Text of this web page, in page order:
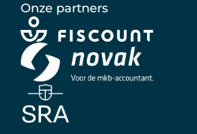
Onze partners